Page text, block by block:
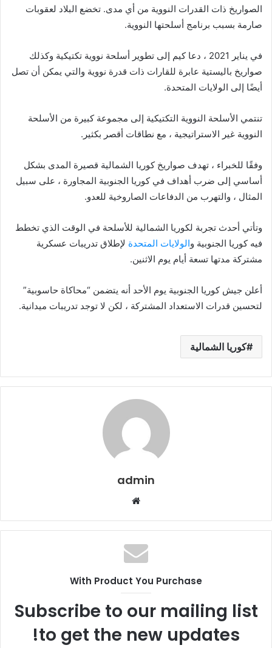
الصواريخ ذات القدرات النووية من أي مدى. تخضع البلاد لعقوبات
صارمة بسبب برنامج أسلحتها النووية.
في يناير 2021 ، دعا كيم إلى تطوير أسلحة نووية تكتيكية وكذلك
صواريخ باليستية عابرة للقارات ذات قدرة نووية والتي يمكن أن تصل
أيضًا إلى الولايات المتحدة.
تنتمي الأسلحة النووية التكتيكية إلى مجموعة كبيرة من الأسلحة
النووية غير الاستراتيجية ، مع نطاقات أقصر بكثير.
وفقًا للخبراء ، تهدف صواريخ كوريا الشمالية قصيرة المدى بشكل
أساسي إلى ضرب أهداف في كوريا الجنوبية المجاورة ، على سبيل
المثال ، والتهرب من الدفاعات الصاروخية للعدو.
وتأتي أحدث تجربة لكوريا الشمالية للأسلحة في الوقت الذي تخطط
فيه كوريا الجنوبية والولايات المتحدة لإطلاق تدريبات عسكرية
مشتركة مدتها تسعة أيام يوم الاثنين.
أعلن جيش كوريا الجنوبية يوم الأحد أنه يتضمن “محاكاة حاسوبية”
لتحسين قدرات الاستعداد المشتركة ، لكن لا توجد تدريبات ميدانية.
كوريا الشمالية
admin
ق
ع
ا
ب
With Product You Purchase
Subscribe to our mailing list
to get the new updates!